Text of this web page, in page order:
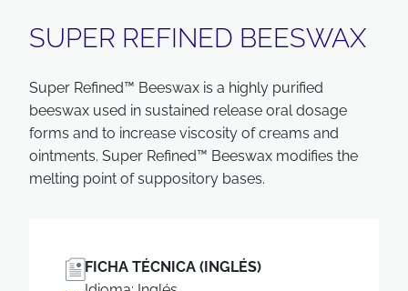
SUPER REFINED BEESWAX
Super Refined™ Beeswax is a highly purified
beeswax used in sustained release oral dosage
forms and to increase viscosity of creams and
ointments. Super Refined™ Beeswax modifies the
melting point of suppository bases.
FICHA TÉCNICA (INGLÉS)